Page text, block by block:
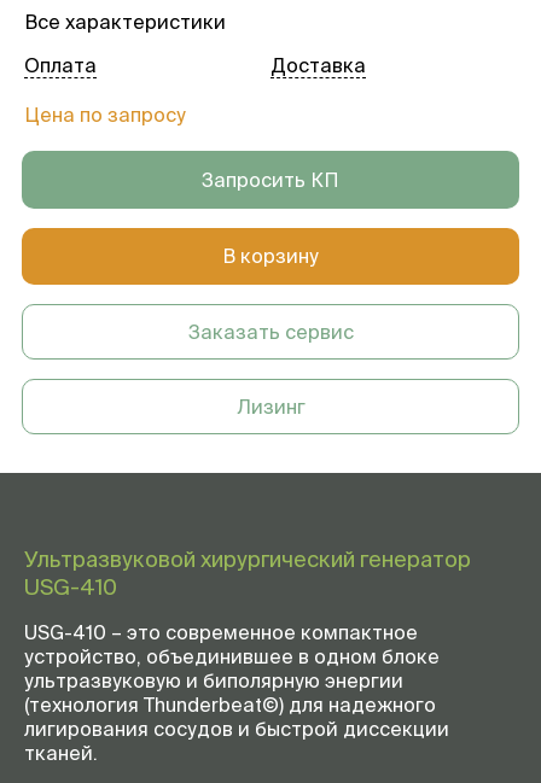
Все характеристики
Цена по запросу
Оплата Доставка
Запросить КП
В корзину
Заказать сервис
Лизинг
Ультразвуковой хирургический генератор
USG-410
USG-410 – это современное компактное
устройство, объединившее в одном блоке
ультразвуковую и биполярную энергии
(технология Thunderbeat©) для надежного
лигирования сосудов и быстрой диссекции
тканей.